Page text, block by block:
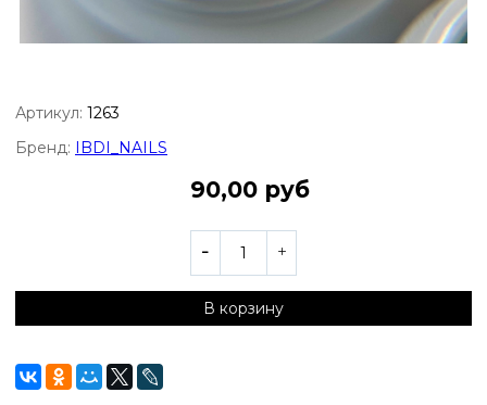
Артикул: 1263
Бренд:
IBDI_NAILS
90,00 руб
В корзину